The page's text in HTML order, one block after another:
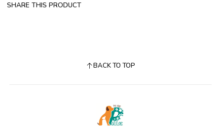
SHARE THIS PRODUCT
BACK TO TOP